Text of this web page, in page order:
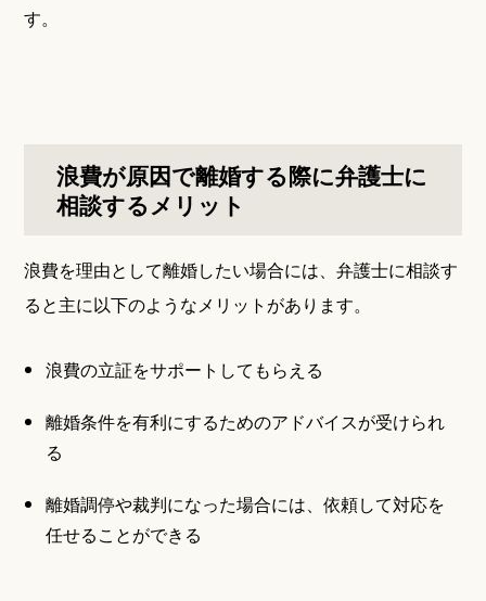
す。
浪費が原因で離婚する際に弁護士に
相談するメリット
浪費を理由として離婚したい場合には、弁護士に相談す
ると主に以下のようなメリットがあります。
浪費の立証をサポートしてもらえる
離婚条件を有利にするためのアドバイスが受けられ
る
離婚調停や裁判になった場合には、依頼して対応を
任せることができる